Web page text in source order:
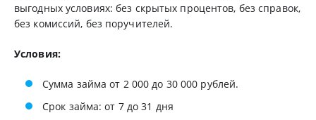
выгодных условиях: без скрытых процентов, без справок,
без комиссий, без поручителей.
Условия:
Сумма займа от 2 000 до 30 000 рублей.
Срок займа: от 7 до 31 дня